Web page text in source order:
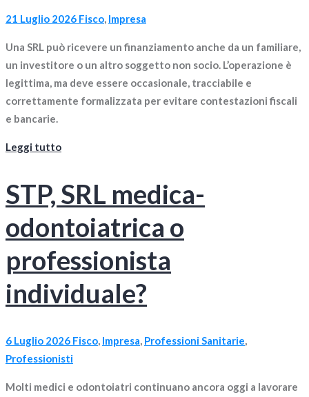
21 Luglio 2026 Fisco, Impresa
Una SRL può ricevere un finanziamento anche da un familiare,
un investitore o un altro soggetto non socio. L’operazione è
legittima, ma deve essere occasionale, tracciabile e
correttamente formalizzata per evitare contestazioni fiscali
e bancarie.
Leggi tutto
STP, SRL medica-
odontoiatrica o
professionista
individuale?
6 Luglio 2026 Fisco, Impresa, Professioni Sanitarie,
Professionisti
Molti medici e odontoiatri continuano ancora oggi a lavorare